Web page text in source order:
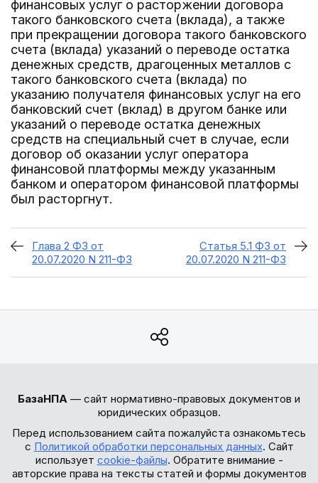
финансовых услуг о расторжении договора
такого банковского счета (вклада), а также
при прекращении договора такого банковского
счета (вклада) указаний о переводе остатка
денежных средств, драгоценных металлов с
такого банковского счета (вклада) по
указанию получателя финансовых услуг на его
банковский счет (вклад) в другом банке или
указаний о переводе остатка денежных
средств на специальный счет в случае, если
договор об оказании услуг оператора
финансовой платформы между указанным
банком и оператором финансовой платформы
был расторгнут.
Глава 2 ФЗ от
20.07.2020 N 211-ФЗ
Статья 5.1 ФЗ от
20.07.2020 N 211-ФЗ
БазаНПА — сайт нормативно-правовых документов и
юридических образцов.
Перед использованием сайта пожалуйста ознакомьтесь
с Политикой обработки персональных данных. Сайт
использует cookie-файлы. Обратите внимание -
авторские права на тексты статей и формы документов